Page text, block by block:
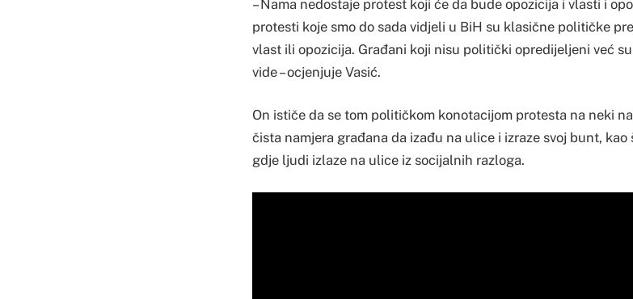
– Nama nedostaje protest koji će da bude opozicija i vlasti i
protesti koje smo do sada vidjeli u BiH su klasične političke
vlast ili opozicija. Građani koji nisu politički opredijeljeni već
vide – ocjenjuje Vasić.
On ističe da se tom političkom konotacijom protesta na neki
čista namjera građana da izađu na ulice i izraze svoj bunt,
gdje ljudi izlaze na ulice iz socijalnih razloga.